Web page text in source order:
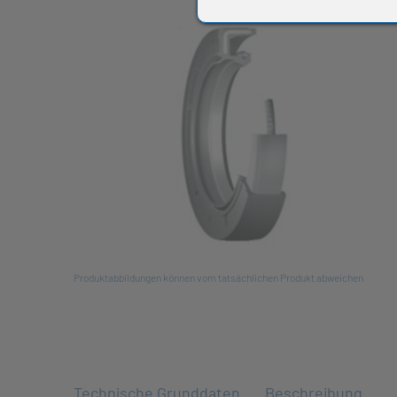
Produktabbildungen können vom tatsächlichen Produkt abweichen
Technische Grunddaten Beschreibung